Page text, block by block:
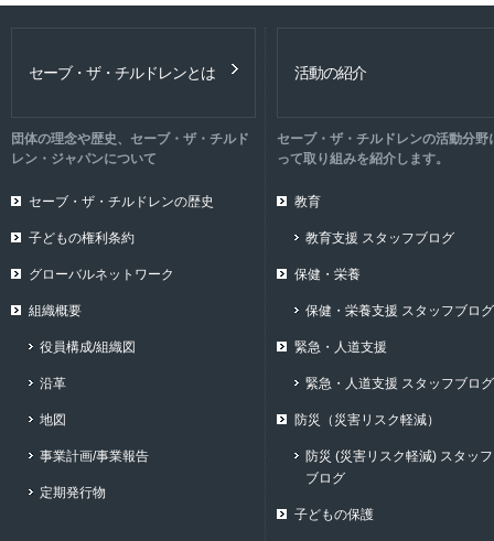
セーブ・ザ・チルドレンとは
団体の理念や歴史、セーブ・ザ・チルド
レン・ジャパンについて
セーブ・ザ・チルドレンの歴史
子どもの権利条約
グローバルネットワーク
組織概要
役員構成/組織図
沿革
地図
事業計画/事業報告
定期発行物
活動の紹介
セーブ・ザ・チルドレンの活動分野
って取り組みを紹介します。
教育
教育支援 スタッフブログ
保健・栄養
保健・栄養支援 スタッフブログ
緊急・人道支援
緊急・人道支援 スタッフブログ
防災（災害リスク軽減）
防災 (災害リスク軽減) スタッフ
ブログ
子どもの保護